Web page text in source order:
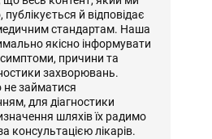
й відповідає
стандартам. Наша
якісно інформувати
причини та
захворювань.
займатися
для діагностики
шляхів їх радимо
консультацією лікарів.